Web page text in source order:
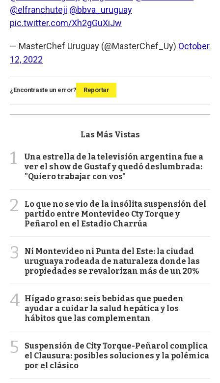
@elfranchuteji @bbva_uruguay
pic.twitter.com/Xh2gGuXiJw
— MasterChef Uruguay (@MasterChef_Uy) October
12, 2022
¿Encontraste un error? Reportar
Las Más Vistas
1
Una estrella de la televisión argentina fue a
ver el show de Gustaf y quedó deslumbrada:
"Quiero trabajar con vos"
2
Lo que no se vio de la insólita suspensión del
partido entre Montevideo Cty Torque y
Peñarol en el Estadio Charrúa
3
Ni Montevideo ni Punta del Este: la ciudad
uruguaya rodeada de naturaleza donde las
propiedades se revalorizan más de un 20%
4 Hígado graso: seis bebidas que pueden
ayudar a cuidar la salud hepática y los
hábitos que las complementan
5
Suspensión de City Torque-Peñarol complica
el Clausura: posibles soluciones y la polémica
por el clásico